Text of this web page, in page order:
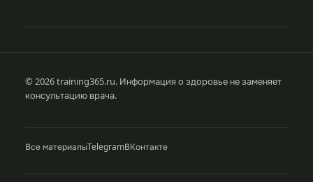
© 2026 training365.ru. Информация о здоровье не заменяет
консультацию врача.
Все материалыTelegramВКонтакте